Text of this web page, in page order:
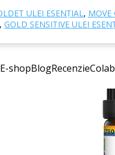
ULEI ESENȚIAL, MOVE
, GOLD SENSITIVE ULEI
E-shopBlogRecenzie
Acasă E-shop